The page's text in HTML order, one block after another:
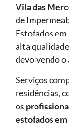
Vila das
de
Estofados
alta
devolvendo o
Serviços
residências,
os
estofados